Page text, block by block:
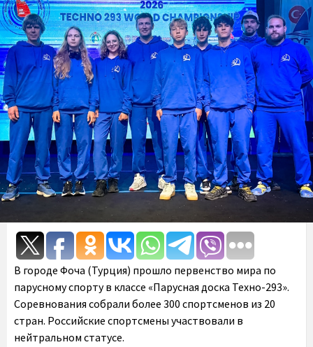
В городе Фоча (Турция) прошло первенство мира по
парусному спорту в классе «Парусная доска Техно-293».
Соревнования собрали более 300 спортсменов из 20
стран. Российские спортсмены участвовали в
нейтральном статусе.